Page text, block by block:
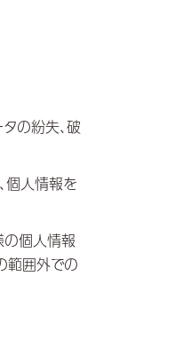
の紛失、破
個人情報を
の個人情報
範囲外での